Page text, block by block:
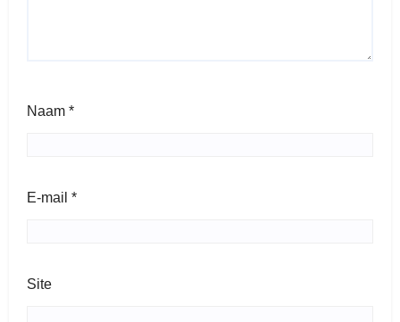
Naam *
E-mail *
Site